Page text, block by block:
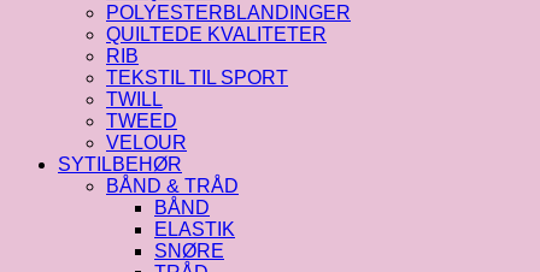
POLYESTERBLANDINGER
QUILTEDE KVALITETER
RIB
TEKSTIL TIL SPORT
TWILL
TWEED
VELOUR
SYTILBEHØR
BÅND & TRÅD
BÅND
ELASTIK
SNØRE